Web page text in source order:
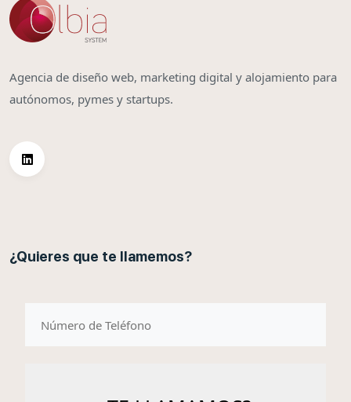
Agencia de diseño web, marketing digital y alojamiento para
autónomos, pymes y startups.
¿Quieres que te llamemos?